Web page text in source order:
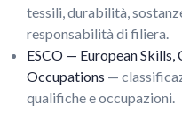
tessili, durabilità,
responsabilità di filiera.
ESCO — European
Occupations —
qualifiche e occupazioni.